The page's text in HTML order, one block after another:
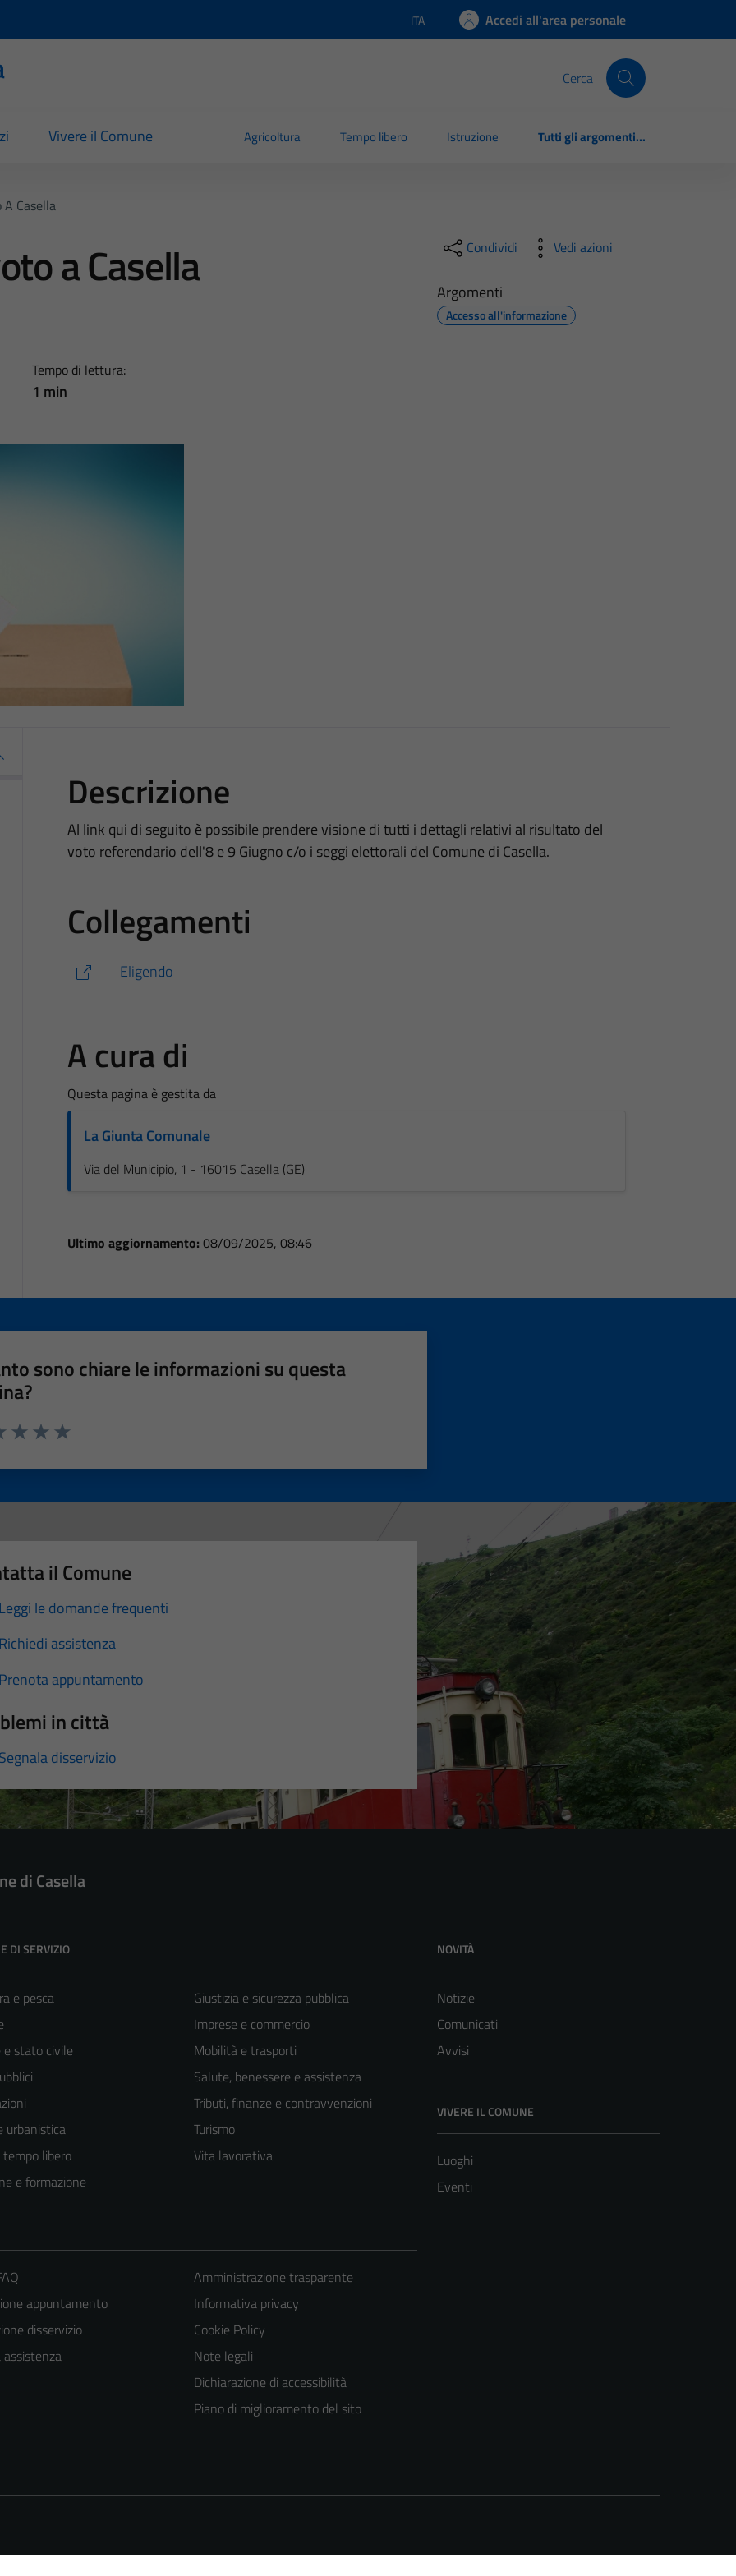
Lingua attiva:
ITA Accedi all'area personale
Cerca
Vivere il Comune Agricoltura Tempo libero Istruzione Tutti gli argomenti...
Casella
a Casella
Tempo di lettura:
1 min
Condividi Vedi azioni
Argomenti
Accesso all'informazione
Descrizione
Al link qui di seguito è possibile prendere visione di tutti i dettagli relativi al risultato del
voto referendario dell'8 e 9 Giugno c/o i seggi elettorali del Comune di Casella.
Collegamenti
Eligendo
A cura di
Questa pagina è gestita da
La Giunta Comunale
Via del Municipio, 1 - 16015 Casella (GE)
Ultimo aggiornamento: 08/09/2025, 08:46
sono chiare le informazioni su questa
il Comune
Leggi le domande frequenti
Richiedi assistenza
Prenota appuntamento
in città
Segnala disservizio
di Casella
DI SERVIZIO
e pesca
e stato civile
urbanistica
libero
e formazione
Giustizia e sicurezza pubblica
Imprese e commercio
Mobilità e trasporti
Salute, benessere e assistenza
Tributi, finanze e contravvenzioni
Turismo
Vita lavorativa
NOVITÀ
Notizie
Comunicati
Avvisi
VIVERE IL COMUNE
Luoghi
Eventi
appuntamento
disservizio
assistenza
Amministrazione trasparente
Informativa privacy
Cookie Policy
Note legali
Dichiarazione di accessibilità
Piano di miglioramento del sito